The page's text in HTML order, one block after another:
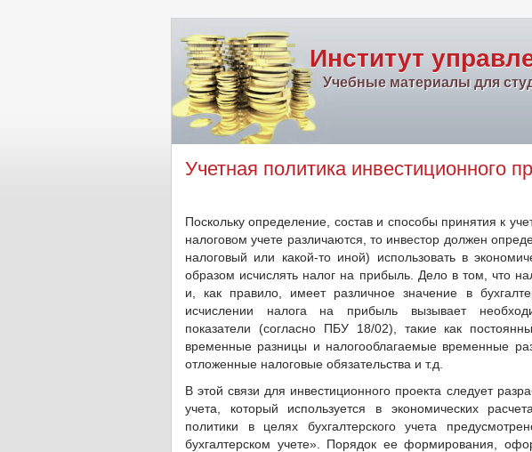
Институт
Учебные материалы для
Учетная политика инвестиционного
Поскольку определение, состав и способы принятия к
налоговом учете различаются, то инвестор должен
налоговый или какой-то иной) использовать в
образом исчислять налог на прибыль. Дело в том, что
и, как правило, имеет различное значение в
исчислении налога на прибыль вызывает
показатели (согласно ПБУ 18/02), такие как
временные разницы и налогооблагаемые временные
отложенные налоговые обязательства и т.д.
В этой связи для инвестиционного проекта следует
учета, который используется в экономических
политики в целях бухгалтерского учета
бухгалтерском учете». Порядок ее формирования,